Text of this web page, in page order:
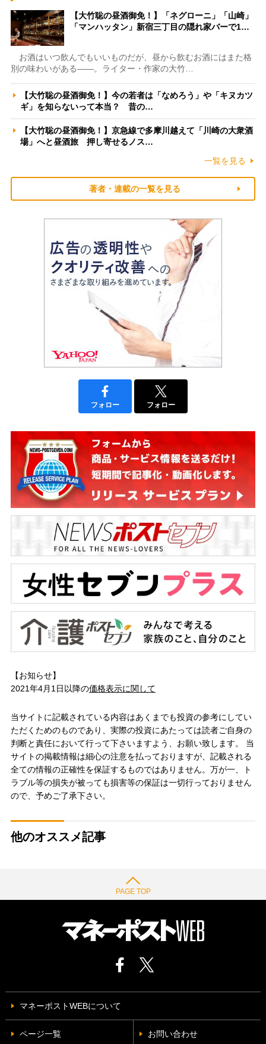
【大竹聡の昼酒御免！】「ネグローニ」「山崎」
「マンハッタン」新宿三丁目の隠れ家バーで1…
お酒はいつ飲んでもいいものだが、昼から飲むお酒にはまた格
別の味わいがある――。ライター・作家の大竹…
【大竹聡の昼酒御免！】今の若者は「なめろう」や「キヌカツ
ギ」を知らないって本当？ 昔の…
【大竹聡の昼酒御免！】京急線で多摩川越えて「川崎の大衆酒
場」へと昼酒旅 押し寄せるノス…
一覧を見る
著者・連載の一覧を見る
フォロー フォロー
【お知らせ】
2021年4月1日以降の価格表示に関して
当サイトに記載されている内容はあくまでも投資の参考にしてい
ただくためのものであり、実際の投資にあたっては読者ご自身の
判断と責任において行って下さいますよう、お願い致します。 当
サイトの掲載情報は細心の注意を払っておりますが、記載される
全ての情報の正確性を保証するものではありません。万が一、ト
ラブル等の損失が被っても損害等の保証は一切行っておりません
ので、予めご了承下さい。
他のオススメ記事
PAGE TOP
マネーポストWEBについて
ページ一覧 お問い合わせ